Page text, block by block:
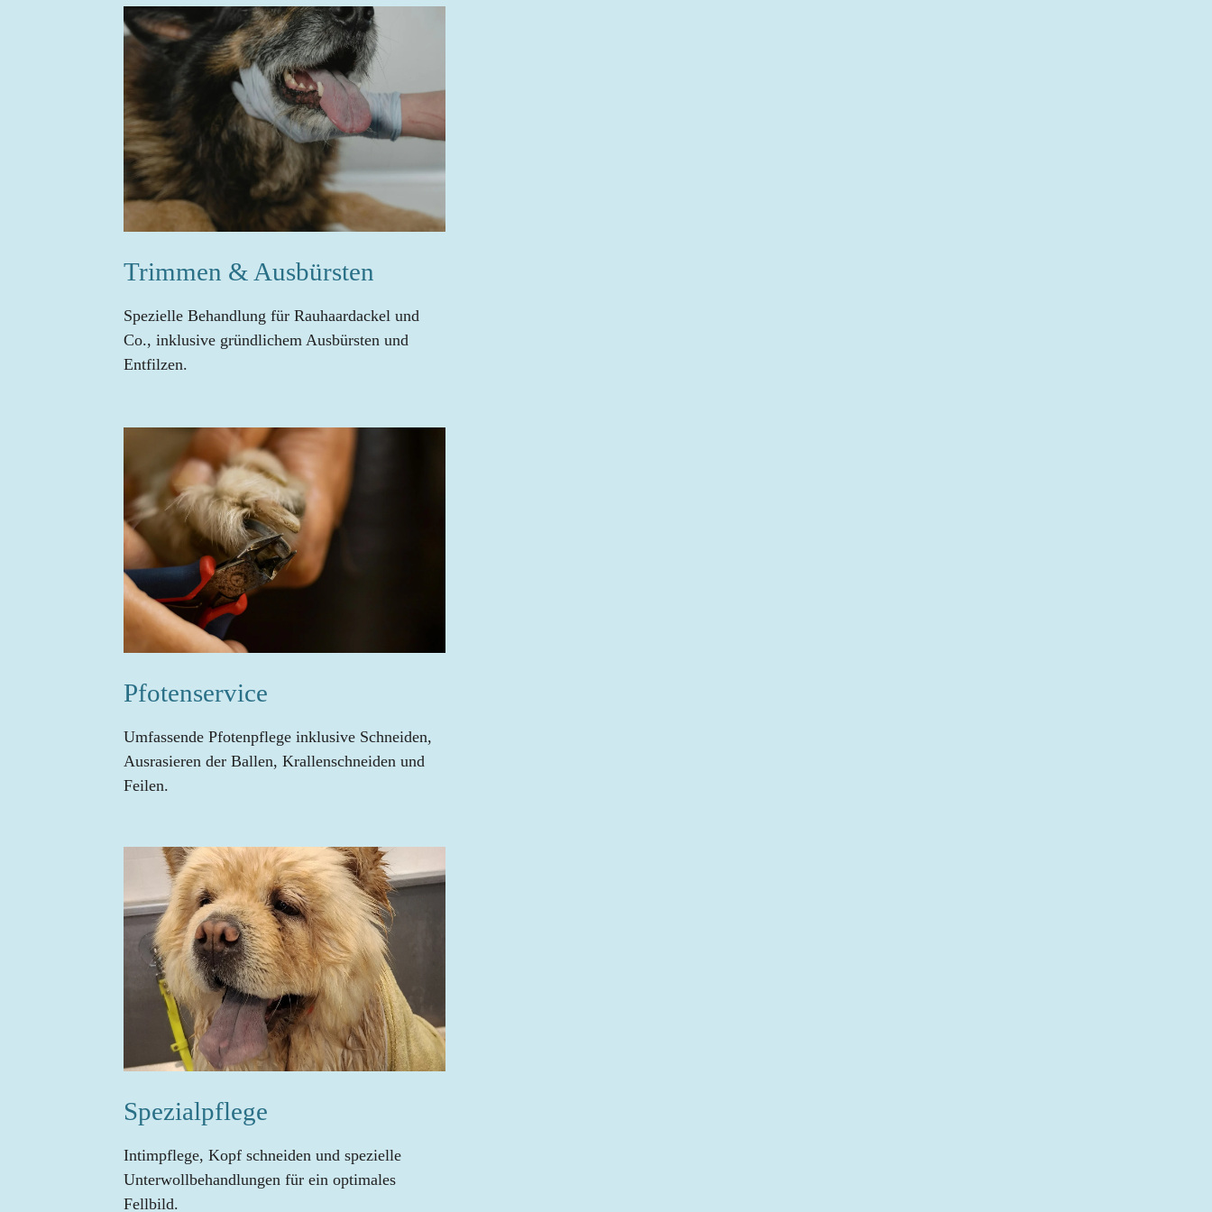
Trimmen & Ausbürsten
Spezielle Behandlung für Rauhaardackel und
Co., inklusive gründlichem Ausbürsten und
Entfilzen.
Pfotenservice
Umfassende Pfotenpflege inklusive Schneiden,
Ausrasieren der Ballen, Krallenschneiden und
Feilen.
Spezialpflege
Intimpflege, Kopf schneiden und spezielle
Unterwollbehandlungen für ein optimales
Fellbild.